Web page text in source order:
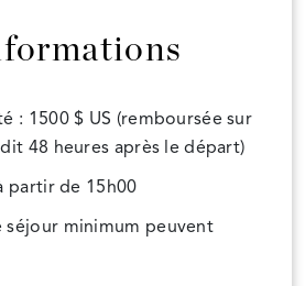
: 1500 $ US (remboursée sur
48 heures après le départ)
partir de 15h00
séjour minimum peuvent